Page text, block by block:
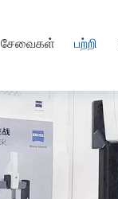
சேவைகள் பற்றி